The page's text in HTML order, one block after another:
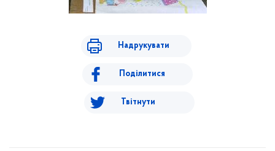
Надрукувати
Поділитися
Твітнути